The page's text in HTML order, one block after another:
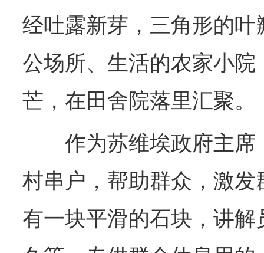
经吐露新芽，三角形的
公场所、生活的农家小
芒，在田舍院落里汇聚。
作为苏维埃政府主席
村串户，帮助群众，激
有一块平滑的石块，讲